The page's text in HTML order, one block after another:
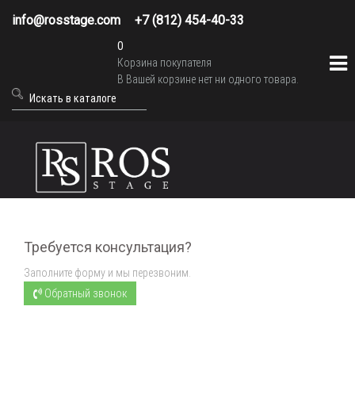
info@rosstage.com +7 (812) 454-40-33
0
Корзина покупателя
В Вашей корзине нет ни одного товара.
Требуется консультация?
Заполните форму и мы перезвоним.
Обратный звонок